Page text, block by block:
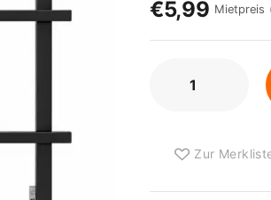
€5,99 Mietpreis
GELÄNDER
MENGEZur